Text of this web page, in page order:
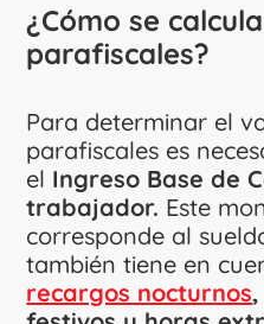
¿Cómo se
parafiscales?
Para determinar el
parafiscales es
el Ingreso Base de
trabajador. Este
corresponde al
también tiene en
recargos nocturnos